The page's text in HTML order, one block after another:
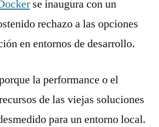
se inaugura con un
rechazo a las opciones
en entornos de desarrollo.
la performance o el
de las viejas soluciones
para un entorno local.